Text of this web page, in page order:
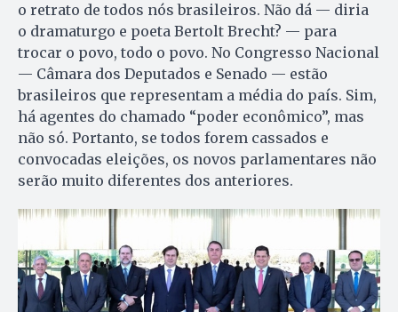
o retrato de todos nós brasileiros. Não dá — diria
o dramaturgo e poeta Bertolt Brecht? — para
trocar o povo, todo o povo. No Congresso Nacional
— Câmara dos Deputados e Senado — estão
brasileiros que representam a média do país. Sim,
há agentes do chamado “poder econômico”, mas
não só. Portanto, se todos forem cassados e
convocadas eleições, os novos parlamentares não
serão muito diferentes dos anteriores.